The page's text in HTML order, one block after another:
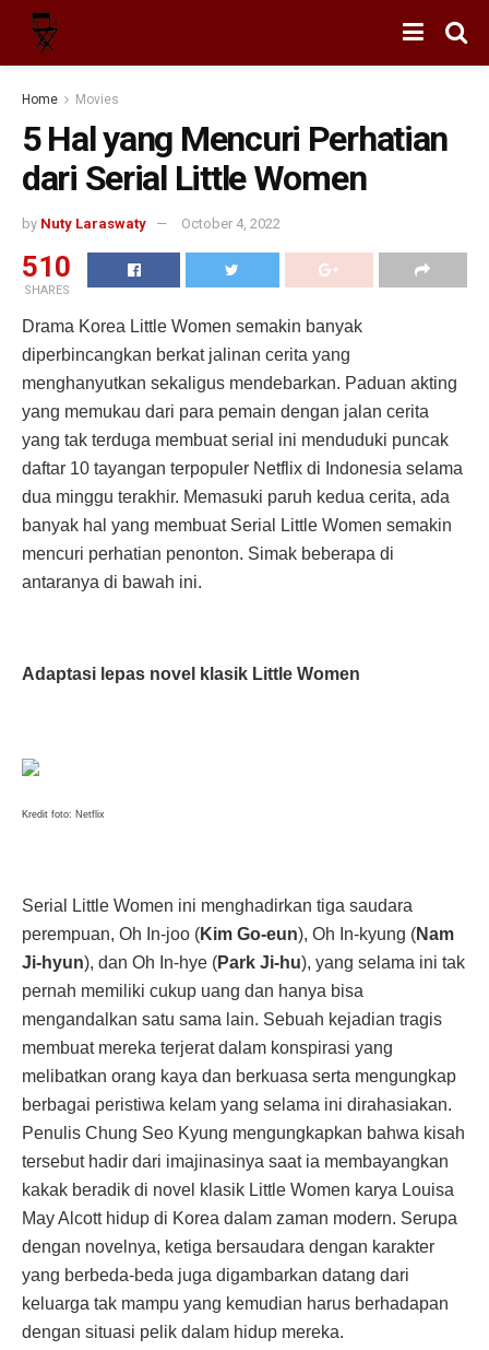
Home Movies
5 Hal yang Mencuri Perhatian
dari Serial Little Women
by Nuty Laraswaty October 4, 2022
510
SHARES
Drama Korea Little Women semakin banyak
diperbincangkan berkat jalinan cerita yang
menghanyutkan sekaligus mendebarkan. Paduan akting
yang memukau dari para pemain dengan jalan cerita
yang tak terduga membuat serial ini menduduki puncak
daftar 10 tayangan terpopuler Netflix di Indonesia selama
dua minggu terakhir. Memasuki paruh kedua cerita, ada
banyak hal yang membuat Serial Little Women semakin
mencuri perhatian penonton. Simak beberapa di
antaranya di bawah ini.
Adaptasi lepas novel klasik Little Women
Kredit foto: Netflix
Serial Little Women ini menghadirkan tiga saudara
perempuan, Oh In-joo (Kim Go-eun), Oh In-kyung (Nam
Ji-hyun), dan Oh In-hye (Park Ji-hu), yang selama ini tak
pernah memiliki cukup uang dan hanya bisa
mengandalkan satu sama lain. Sebuah kejadian tragis
membuat mereka terjerat dalam konspirasi yang
melibatkan orang kaya dan berkuasa serta mengungkap
berbagai peristiwa kelam yang selama ini dirahasiakan.
Penulis Chung Seo Kyung mengungkapkan bahwa kisah
tersebut hadir dari imajinasinya saat ia membayangkan
kakak beradik di novel klasik Little Women karya Louisa
May Alcott hidup di Korea dalam zaman modern. Serupa
dengan novelnya, ketiga bersaudara dengan karakter
yang berbeda-beda juga digambarkan datang dari
keluarga tak mampu yang kemudian harus berhadapan
dengan situasi pelik dalam hidup mereka.